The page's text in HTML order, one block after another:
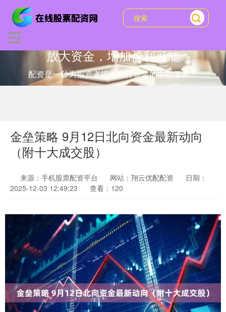
放大资金，增加盈利可能
配资是一种为投资者提供杠杆资金的金融服务！
金垒策略 9月12日北向资金最新动向
（附十大成交股）
来源：手机股票配资平台 网站：翔云优配配资
日期：
2025-12-03 12:49:23
查看：120